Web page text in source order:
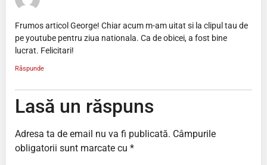
Frumos articol George! Chiar acum m-am uitat si la clipul tau de
pe youtube pentru ziua nationala. Ca de obicei, a fost bine
lucrat. Felicitari!
Răspunde
Lasă un răspuns
Adresa ta de email nu va fi publicată. Câmpurile
obligatorii sunt marcate cu *